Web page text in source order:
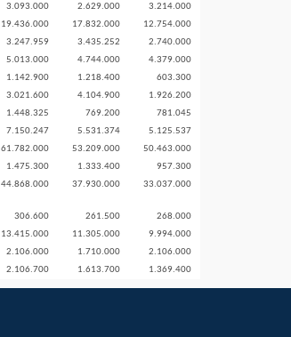
3.093.000 2.629.000
3.214.000
19.436.000 17.832.000
12.754.000
3.247.959 3.435.252
2.740.000
5.013.000 4.744.000
4.379.000
1.142.900 1.218.400
603.300
3.021.600 4.104.900
1.926.200
1.448.325 769.200
781.045
7.150.247 5.531.374
5.125.537
61.782.000 53.209.000
50.463.000
1.475.300 1.333.400
957.300
44.868.000 37.930.000 33.037.000
306.600 261.500
268.000
13.415.000 11.305.000
9.994.000
2.106.000 1.710.000
2.106.000
2.106.700 1.613.700 1.369.400